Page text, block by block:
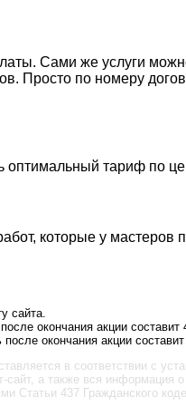
Сами же услуги
Просто по номеру
тариф по
которые у
сайта.
окончания акции
окончания акции
в соответствии с
а также вся информация
Статьи 437 Гражданского